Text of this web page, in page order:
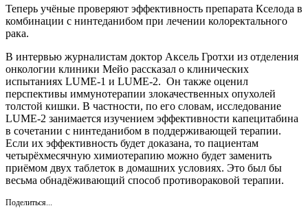
Теперь учёные проверяют эффективность препарата Кселода в
комбинации с нинтеданибом при лечении колоректального
рака.
В интервью журналистам доктор Аксель Гротхи из отделения
онкологии клиники Мейо рассказал о клинических
испытаниях LUME-1 и LUME-2. Он также оценил
перспективы иммунотерапии злокачественных опухолей
толстой кишки. В частности, по его словам, исследование
LUME-2 занимается изучением эффективности капецитабина
в сочетании с нинтеданибом в поддерживающей терапии.
Если их эффективность будет доказана, то пациентам
четырёхмесячную химиотерапию можно будет заменить
приёмом двух таблеток в домашних условиях. Это был бы
весьма обнадёживающий способ противораковой терапии.
Поделиться...